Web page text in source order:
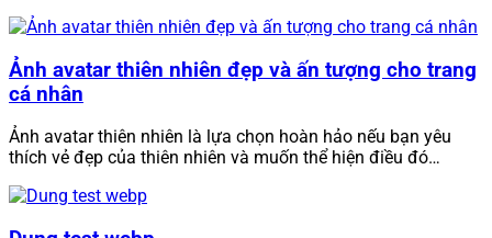
Ảnh avatar thiên nhiên đẹp và ấn tượng cho trang
cá nhân
Ảnh avatar thiên nhiên là lựa chọn hoàn hảo nếu bạn yêu
thích vẻ đẹp của thiên nhiên và muốn thể hiện điều đó…